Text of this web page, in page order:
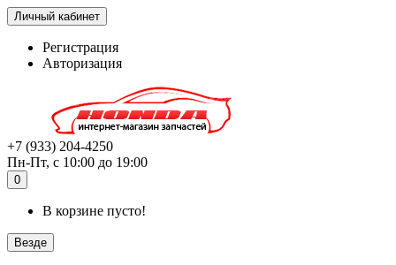
Личный кабинет
Регистрация
Авторизация
+7 (933) 204-4250
Пн-Пт, с 10:00 до 19:00
0
В корзине пусто!
Везде